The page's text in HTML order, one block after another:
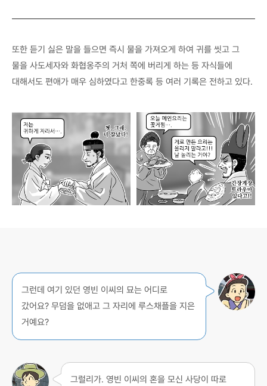
또한 듣기 싫은 말을 들으면 즉시 물을 가져오게 하여 귀를 씻고 그
물을 사도세자와 화협옹주의 거처 쪽에 버리게 하는 등 자식들에
대해서도 편애가 매우 심하였다고 한중록 등 여러 기록은 전하고 있다.
그런데 여기 있던 영빈 이씨의 묘는 어디로
갔어요? 무덤을 없애고 그 자리에 루스채플을 지은
거예요?
그럴리가. 영빈 이씨의 혼을 모신 사당이 따로